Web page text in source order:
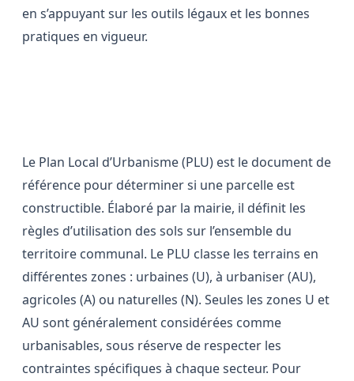
en s’appuyant sur les outils légaux et les bonnes
pratiques en vigueur.
Le Plan Local d’Urbanisme (PLU) est le document de
référence pour déterminer si une parcelle est
constructible. Élaboré par la mairie, il définit les
règles d’utilisation des sols sur l’ensemble du
territoire communal. Le PLU classe les terrains en
différentes zones : urbaines (U), à urbaniser (AU),
agricoles (A) ou naturelles (N). Seules les zones U et
AU sont généralement considérées comme
urbanisables, sous réserve de respecter les
contraintes spécifiques à chaque secteur. Pour